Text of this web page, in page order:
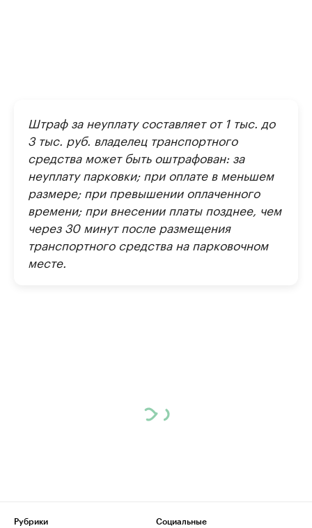
Штраф за неуплату составляет от 1 тыс. до
3 тыс. руб. владелец транспортного
средства может быть оштрафован: за
неуплату парковки; при оплате в меньшем
размере; при превышении оплаченного
времени; при внесении платы позднее, чем
через 30 минут после размещения
транспортного средства на парковочном
месте.
Рубрики
Социальные